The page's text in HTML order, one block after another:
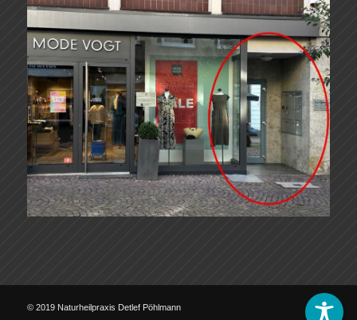
© 2019 Naturheilpraxis Detlef Pöhlmann